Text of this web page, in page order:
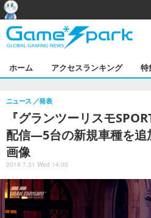
ホーム アクセスランキング 特
『グランツーリスモ
配信―5台の新規車種を追
画像
ニュース 発表
2019.7.31 Wed 14:00